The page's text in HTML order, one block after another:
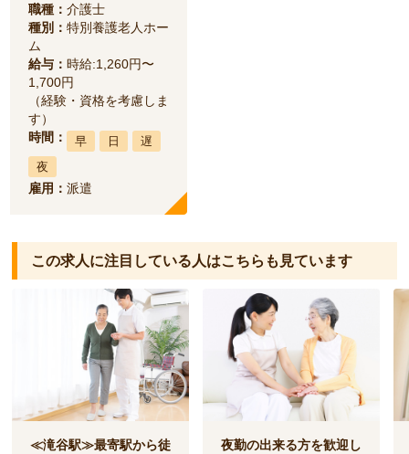
職種： 介護士
種別： 特別養護老人ホー
ム
給与： 時給:1,260円〜
1,700円
（経験・資格を考慮しま
す）
時間：
早 日
遅
夜
雇用： 派遣
この求人に注目している人はこちらも見ています
≪滝谷駅≫最寄駅から徒
夜勤の出来る方を歓迎し